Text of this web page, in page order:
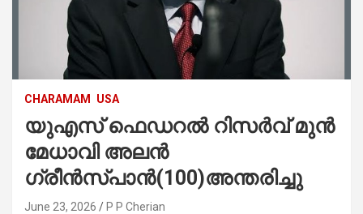
CHARAMAM USA
യുഎസ് ഫെഡറൽ റിസർവ് മുൻ
മേധാവി അലൻ
ഗ്രീൻസ്പാൻ(100)അന്തരിച്ചു
June 23, 2026 P P Cherian